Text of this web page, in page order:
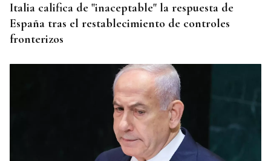
Italia califica de "inaceptable" la respuesta de
España tras el restablecimiento de controles
fronterizos